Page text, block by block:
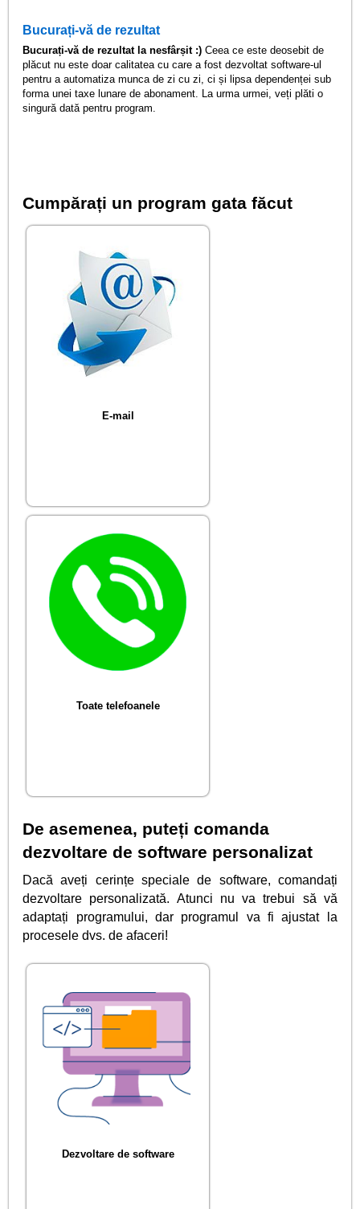
Bucurați-vă de rezultat
Bucurați-vă de rezultat la nesfârșit :) Ceea ce este deosebit de
plăcut nu este doar calitatea cu care a fost dezvoltat software-ul
pentru a automatiza munca de zi cu zi, ci și lipsa dependenței sub
forma unei taxe lunare de abonament. La urma urmei, veți plăti o
singură dată pentru program.
Cumpărați un program gata făcut
E-mail
Toate telefoanele
De asemenea, puteți comanda
dezvoltare de software personalizat
Dacă aveți cerințe speciale de software, comandați
dezvoltare personalizată. Atunci nu va trebui să vă
adaptați programului, dar programul va fi ajustat la
procesele dvs. de afaceri!
Dezvoltare de software